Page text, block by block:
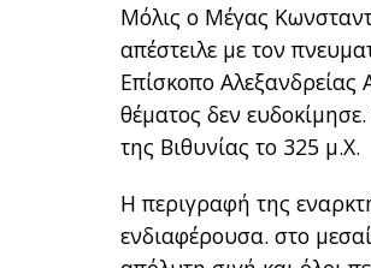
Μόλις ο Μέγας
απέστειλε με τον
Επίσκοπο Αλεξανδρείας
θέματος δεν
της Βιθυνίας το 325 μ.Χ.
Η περιγραφή της
ενδιαφέρουσα. στο